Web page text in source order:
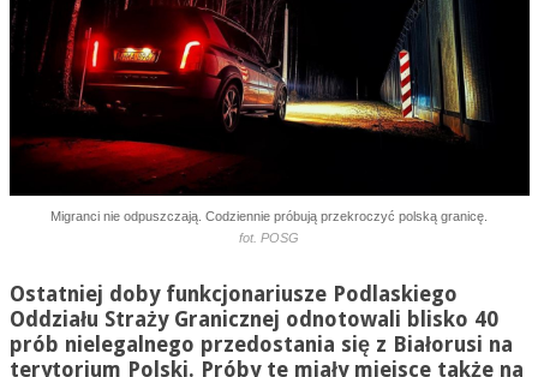
Migranci nie odpuszczają. Codziennie próbują przekroczyć polską granicę.
fot. POSG
Ostatniej doby funkcjonariusze Podlaskiego
Oddziału Straży Granicznej odnotowali blisko 40
prób nielegalnego przedostania się z Białorusi na
terytorium Polski. Próby te miały miejsce także na